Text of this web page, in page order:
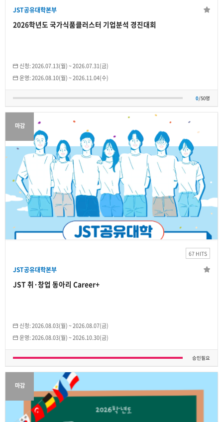
JST공유대학본부
2026학년도 국가식품클러스터 기업분석 경진대회
신청:2026.07.13(월)~2026.07.31(금)
운영:2026.08.10(월)~2026.11.04(수)
0/50명
0/50명
마감
67 HITS
JST공유대학본부
JST 취·창업 동아리 Career+
신청:2026.08.03(월)~2026.08.07(금)
운영:2026.08.03(월)~2026.10.30(금)
승인필요
JST공유대학본부
JST 취·창업 동아리 Career+
마감